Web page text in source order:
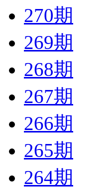
270期
269期
268期
267期
266期
265期
264期